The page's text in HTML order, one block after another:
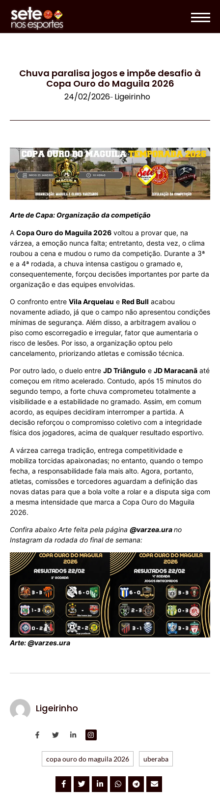
Chuva paralisa jogos e impõe desafio à
Copa Ouro do Maguila 2026
24/02/2026- Ligeirinho
Arte de Capa: Organização da competição
A Copa Ouro do Maguila 2026 voltou a provar que, na
várzea, a emoção nunca falta; entretanto, desta vez, o clima
roubou a cena e mudou o rumo da competição. Durante a 3ª
e a 4ª rodada, a chuva intensa castigou o gramado e,
consequentemente, forçou decisões importantes por parte da
organização e das equipes envolvidas.
O confronto entre Vila Arquelau e Red Bull acabou
novamente adiado, já que o campo não apresentou condições
mínimas de segurança. Além disso, a arbitragem avaliou o
piso como escorregadio e irregular, fator que aumentaria o
risco de lesões. Por isso, a organização optou pelo
cancelamento, priorizando atletas e comissão técnica.
Por outro lado, o duelo entre JD Triângulo e JD Maracanã até
começou em ritmo acelerado. Contudo, após 15 minutos do
segundo tempo, a forte chuva comprometeu totalmente a
visibilidade e a estabilidade no gramado. Assim, em comum
acordo, as equipes decidiram interromper a partida. A
decisão reforçou o compromisso coletivo com a integridade
física dos jogadores, acima de qualquer resultado esportivo.
A várzea carrega tradição, entrega competitividade e
mobiliza torcidas apaixonadas; no entanto, quando o tempo
fecha, a responsabilidade fala mais alto. Agora, portanto,
atletas, comissões e torcedores aguardam a definição das
novas datas para que a bola volte a rolar e a disputa siga com
a mesma intensidade que marca a Copa Ouro do Maguila
2026.
Confira abaixo Arte feita pela página @varzea.urano
Instagram da rodada do final de semana:
Arte: @varzes.ura
Ligeirinho
copa ouro do maguila 2026 uberaba